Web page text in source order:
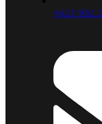
+421 902